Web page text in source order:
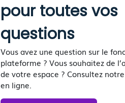
pour toutes vos
questions
Vous avez une question sur le
plateforme ? Vous souhaitez de
de votre espace ? Consultez
en ligne.